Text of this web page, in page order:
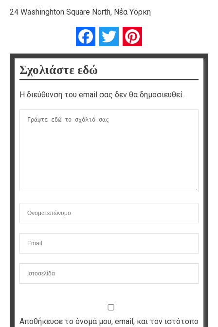
24 Washinghton Square North, Νέα Υόρκη
FacebookTwitter
Σχολιάστε εδώ
Η διεύθυνση του email σας δεν θα δημοσιευθεί.
Αποθήκευσε το όνομά μου, email, και τον ιστότοπο